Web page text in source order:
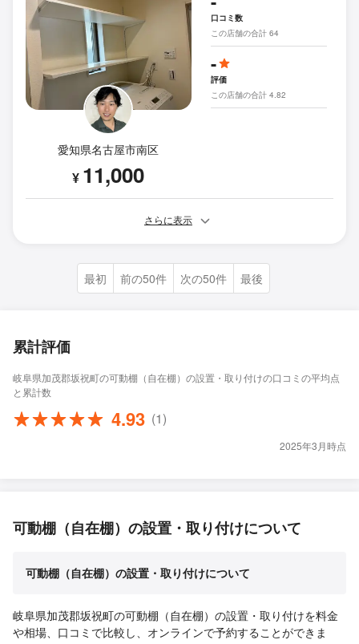
愛知県名古屋市南区
¥ 11,000
口コミ数
この店舗の合計 64
-
評価
この店舗の合計 4.82
さらに表示
最初 前の50件 次の50件 最後
累計評価
岐阜県加茂郡坂祝町の可動棚（自在棚）の設置・取り付けの口コミの平均点
と累計数
4.93 (1)
2025年3月時点
可動棚（自在棚）の設置・取り付けについて
可動棚（自在棚）の設置・取り付けについて
岐阜県加茂郡坂祝町の可動棚（自在棚）の設置・取り付けを料金
や相場、口コミで比較し、オンラインで予約することができま